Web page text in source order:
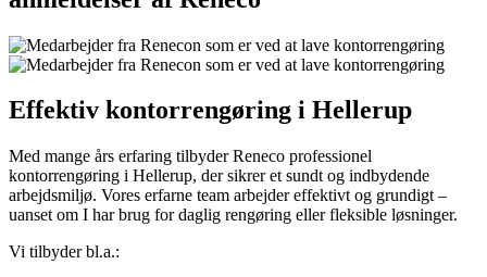
Effektiv kontorrengøring i Hellerup
Med mange års erfaring tilbyder Reneco professionel
kontorrengøring i Hellerup, der sikrer et sundt og indbydende
arbejdsmiljø. Vores erfarne team arbejder effektivt og grundigt –
uanset om I har brug for daglig rengøring eller fleksible løsninger.
Vi tilbyder bl.a.: